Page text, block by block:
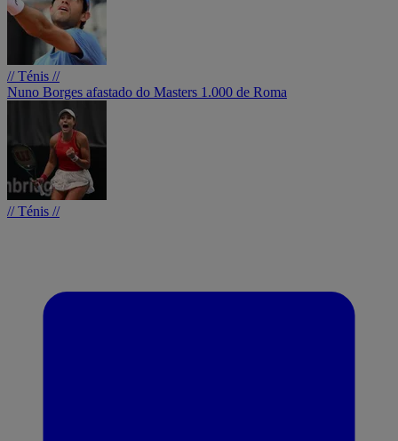
// Ténis //
Nuno Borges afastado do Masters 1.000 de Roma
// Ténis //